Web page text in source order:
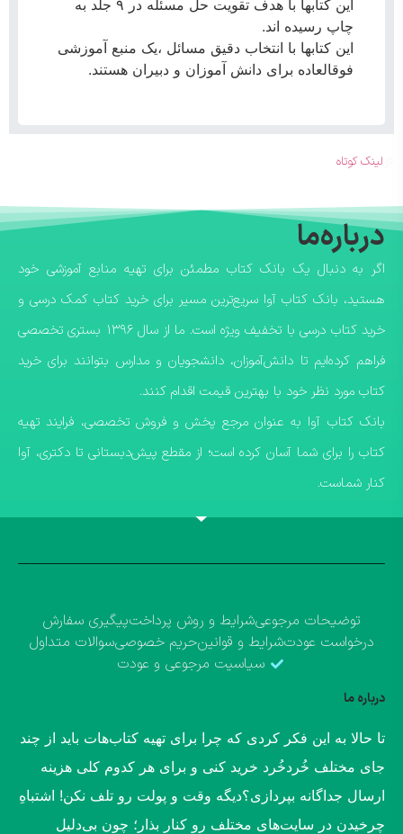
این کتابها با هدف تقویت حل مسئله در ۹ جلد به
چاپ رسیده اند.
این کتابها با انتخاب دقیق مسائل ،یک منبع آموزشی
فوقالعاده برای دانش آموزان و دبیران هستند.
لینک کوتاه
درباره‌ما
اگر به دنبال یک بانک کتاب مطمئن برای تهیه منابع آموزشی خود
هستید، بانک کتاب آوا سریع‌ترین مسیر برای خرید کتاب کمک درسی و
خرید کتاب درسی با تخفیف ویژه است. ما از سال ۱۳۹۶ بستری تخصصی
فراهم کرده‌ایم تا دانش‌آموزان، دانشجویان و مدارس بتوانند برای خرید
کتاب مورد نظر خود با بهترین قیمت اقدام کنند.
​بانک کتاب آوا به عنوان مرجع پخش و فروش تخصصی، فرایند تهیه
کتاب را برای شما آسان کرده است؛ از مقطع پیش‌دبستانی تا دکتری، آوا
کنار شماست.
توضیحات مرجوعیشرایط و روش پرداختپیگیری سفارش
درخواست عودتشرایط و قوانینحریم خصوصیسوالات متداول
سیاسیت مرجوعی و عودت
درباره ما
​تا حالا به این فکر کردی که چرا برای تهیه کتاب‌هات باید از چند
جای مختلف خُردخُرد خرید کنی و برای هر کدوم کلی هزینه
ارسال جداگانه بپردازی؟​دیگه وقت و پولت رو تلف نکن! اشتباهِ
چرخیدن در سایت‌های مختلف رو کنار بذار؛ چون بی‌دلیل